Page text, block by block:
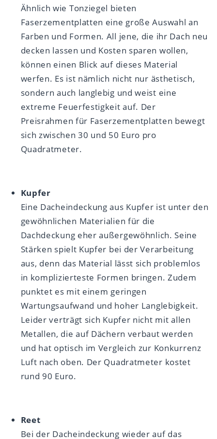
Ähnlich wie Tonziegel bieten
Faserzementplatten eine große Auswahl an
Farben und Formen. All jene, die ihr Dach neu
decken lassen und Kosten sparen wollen,
können einen Blick auf dieses Material
werfen. Es ist nämlich nicht nur ästhetisch,
sondern auch langlebig und weist eine
extreme Feuerfestigkeit auf. Der
Preisrahmen für Faserzementplatten bewegt
sich zwischen 30 und 50 Euro pro
Quadratmeter.
Kupfer
Eine Dacheindeckung aus Kupfer ist unter den
gewöhnlichen Materialien für die
Dachdeckung eher außergewöhnlich. Seine
Stärken spielt Kupfer bei der Verarbeitung
aus, denn das Material lässt sich problemlos
in komplizierteste Formen bringen. Zudem
punktet es mit einem geringen
Wartungsaufwand und hoher Langlebigkeit.
Leider verträgt sich Kupfer nicht mit allen
Metallen, die auf Dächern verbaut werden
und hat optisch im Vergleich zur Konkurrenz
Luft nach oben. Der Quadratmeter kostet
rund 90 Euro.
Reet
Bei der Dacheindeckung wieder auf das